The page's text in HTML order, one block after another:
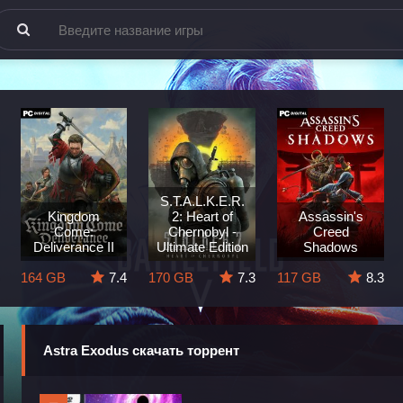
Kingdom
Come:
Deliverance II
164 GB
7.4
S.T.A.L.K.E.R.
2: Heart of
Chernobyl -
Ultimate Edition
170 GB
7.3
Assassin's
Creed
Shadows
117 GB
8.3
Astra Exodus скачать торрент